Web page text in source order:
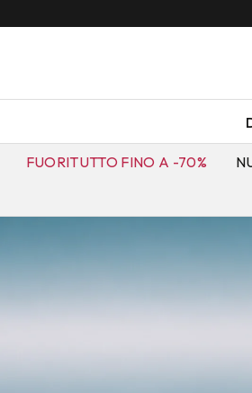
FUORITUTTO FINO A -70%